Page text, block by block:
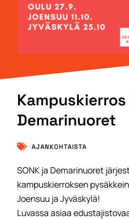
Kampuskierros
Demarinuoret
AJANKOHTAISTA
SONK ja Demarinuoret
kampuskierroksen
Joensuu ja Jyväskylä!
Luvassa asiaa